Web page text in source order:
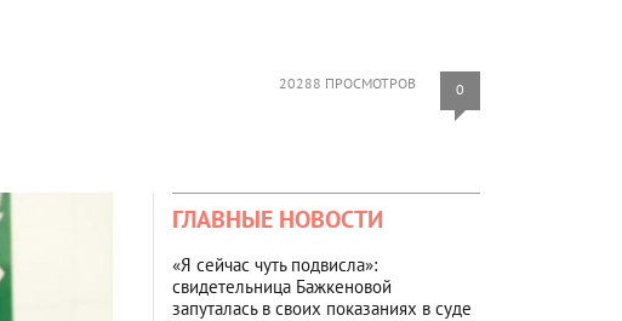
20288 ПРОСМОТРОВ 0
ГЛАВНЫЕ НОВОСТИ
«Я сейчас чуть подвисла»:
свидетельница Бажкеновой
запуталась в своих показаниях в суде